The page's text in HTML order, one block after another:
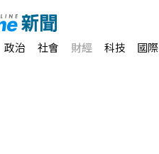
政治 社會 財經 科技 國際